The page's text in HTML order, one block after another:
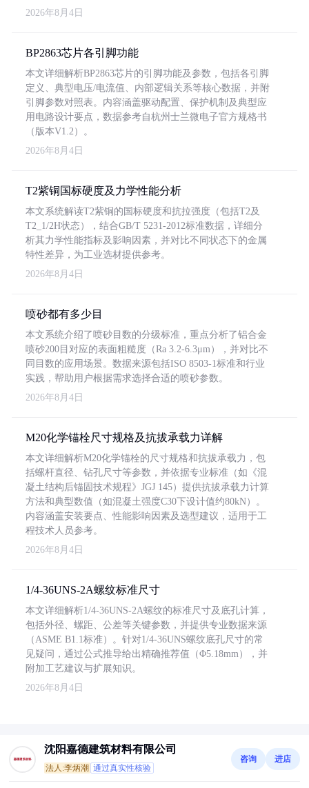
2026年8月4日
BP2863芯片各引脚功能
本文详细解析BP2863芯片的引脚功能及参数，包括各引脚
定义、典型电压/电流值、内部逻辑关系等核心数据，并附
引脚参数对照表。内容涵盖驱动配置、保护机制及典型应
用电路设计要点，数据参考自杭州士兰微电子官方规格书
（版本V1.2）。
2026年8月4日
T2紫铜国标硬度及力学性能分析
本文系统解读T2紫铜的国标硬度和抗拉强度（包括T2及
T2_1/2H状态），结合GB/T 5231-2012标准数据，详细分
析其力学性能指标及影响因素，并对比不同状态下的金属
特性差异，为工业选材提供参考。
2026年8月4日
喷砂都有多少目
本文系统介绍了喷砂目数的分级标准，重点分析了铝合金
喷砂200目对应的表面粗糙度（Ra 3.2-6.3μm），并对比不
同目数的应用场景。数据来源包括ISO 8503-1标准和行业
实践，帮助用户根据需求选择合适的喷砂参数。
2026年8月4日
M20化学锚栓尺寸规格及抗拔承载力详解
本文详细解析M20化学锚栓的尺寸规格和抗拔承载力，包
括螺杆直径、钻孔尺寸等参数，并依据专业标准（如《混
凝土结构后锚固技术规程》JGJ 145）提供抗拔承载力计算
方法和典型数值（如混凝土强度C30下设计值约80kN）。
内容涵盖安装要点、性能影响因素及选型建议，适用于工
程技术人员参考。
2026年8月4日
1/4-36UNS-2A螺纹标准尺寸
本文详细解析1/4-36UNS-2A螺纹的标准尺寸及底孔计算，
包括外径、螺距、公差等关键参数，并提供专业数据来源
（ASME B1.1标准）。针对1/4-36UNS螺纹底孔尺寸的常
见疑问，通过公式推导给出精确推荐值（Φ5.18mm），并
附加工艺建议与扩展知识。
2026年8月4日
沈阳嘉德建筑材料有限公司
法人:李炳潮 通过真实性核验
咨询 进店